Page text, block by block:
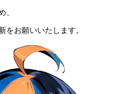
、
をお願いいたします。